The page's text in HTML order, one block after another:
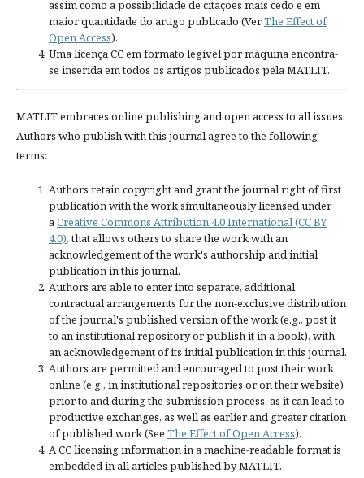
assim como a possibilidade de citações mais cedo e em
maior quantidade do artigo publicado (VerThe Effect of
Open Access).
Uma licença CC em formato legível por máquina encontra-
se inserida em todos os artigos publicados pela MATLIT.
MATLIT embraces online publishing and open access to all issues.
Authors who publish with this journal agree to the following
terms:
Authors retain copyright and grant the journal right of first
publication with the work simultaneously licensed under
aCreative Commons Attribution 4.0 International (CC BY
4.0), that allows others to share the work with an
acknowledgement of the work's authorship and initial
publication in this journal.
Authors are able to enter into separate, additional
contractual arrangements for the non-exclusive distribution
of the journal's published version of the work (e.g., post it
to an institutional repository or publish it in a book), with
an acknowledgement of its initial publication in this journal.
Authors are permitted and encouraged to post their work
online (e.g., in institutional repositories or on their website)
prior to and during the submission process, as it can lead to
productive exchanges, as well as earlier and greater citation
of published work (See The Effect of Open Access).
A CC licensing information in a machine-readable format is
embedded in all articles published by MATLIT.